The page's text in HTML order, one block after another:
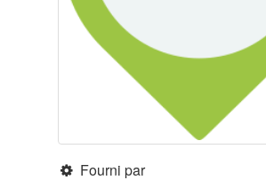
Fourni par